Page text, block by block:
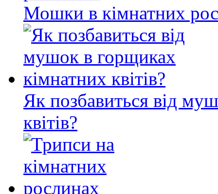
Мошки в кімнатних
Як позбавиться від
квітів?